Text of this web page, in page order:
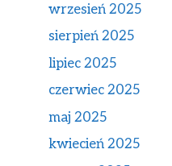
wrzesień 2025
sierpień 2025
lipiec 2025
czerwiec 2025
maj 2025
kwiecień 2025